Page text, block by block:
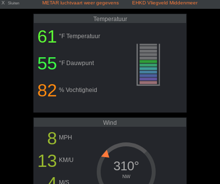
X Sluiten METAR luchtvaart weer gegevens EHKD Vliegveld Middenmeer
Temperatuur
61 °F Temperatuur
55 °F Dauwpunt
82 % Vochtigheid
Wind
8 MPH
13 KM/U
M/S
310°
NW